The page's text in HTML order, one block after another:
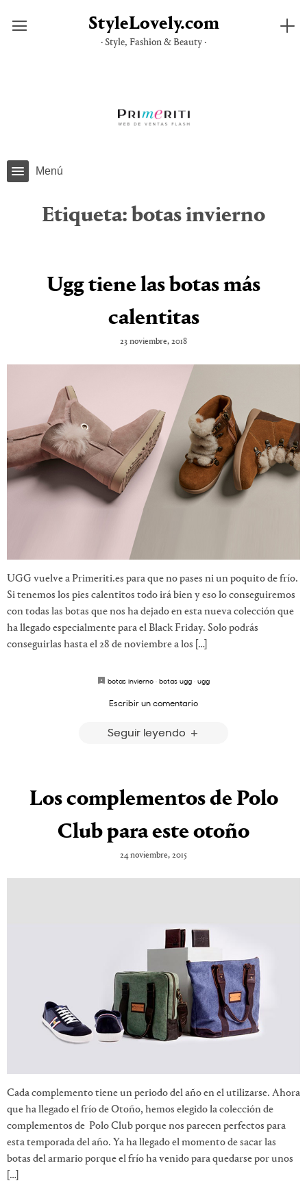
StyleLovely.com
· Style, Fashion & Beauty ·
Menú
Etiqueta: botas invierno
Ugg tiene las botas más
calentitas
23 noviembre, 2018
UGG vuelve a Primeriti.es para que no pases ni un poquito de frío.
Si tenemos los pies calentitos todo irá bien y eso lo conseguiremos
con todas las botas que nos ha dejado en esta nueva colección que
ha llegado especialmente para el Black Friday. Solo podrás
conseguirlas hasta el 28 de noviembre a los […]
botas invierno · botas ugg · ugg
Escribir un comentario
Seguir leyendo
Los complementos de Polo
Club para este otoño
24 noviembre, 2015
Cada complemento tiene un periodo del año en el utilizarse. Ahora
que ha llegado el frío de Otoño, hemos elegido la colección de
complementos de Polo Club porque nos parecen perfectos para
esta temporada del año. Ya ha llegado el momento de sacar las
botas del armario porque el frío ha venido para quedarse por unos
[…]